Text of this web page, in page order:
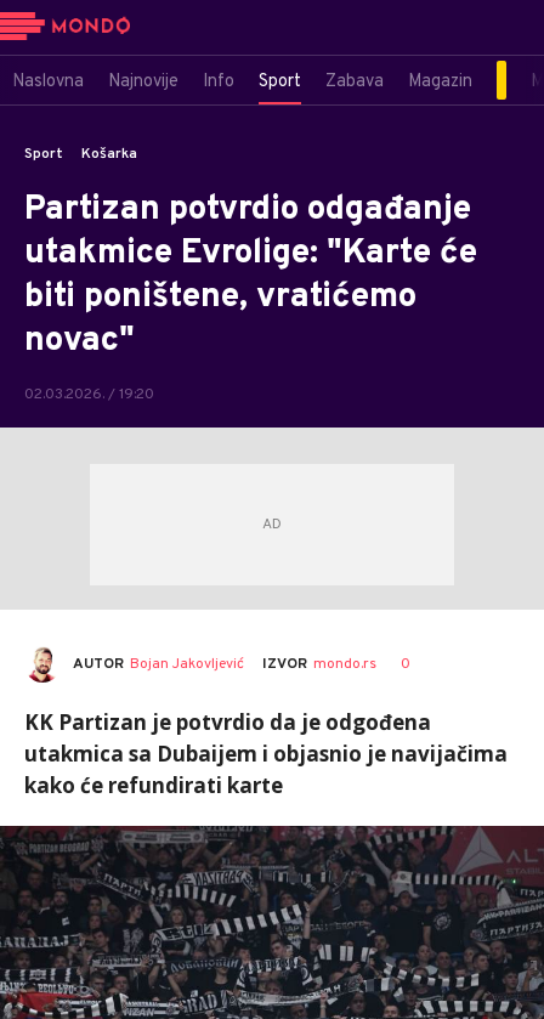
Naslovna Najnovije Info Sport Zabava Magazin
Sport Košarka
Partizan potvrdio odgađanje
utakmice Evrolige: "Karte će
biti poništene, vratićemo
novac"
02.03.2026. / 19:20
AUTOR Bojan Jakovljević IZVOR mondo.rs 0
KK Partizan je potvrdio da je odgođena
utakmica sa Dubaijem i objasnio je navijačima
kako će refundirati karte